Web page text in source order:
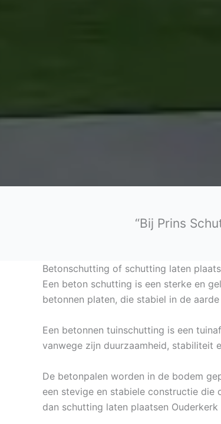
“Bij Prins
Betonschutting of schutting laten
Een beton schutting is een sterke en
betonnen platen, die stabiel in de
Een betonnen tuinschutting is een
vanwege zijn duurzaamheid, stabiliteit
De betonpalen worden in de bodem
een stevige en stabiele constructie die
dan schutting laten plaatsen